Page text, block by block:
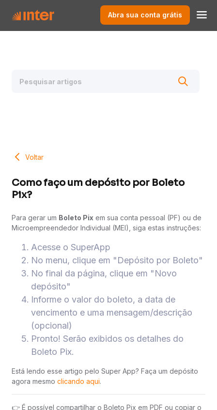
Abra sua conta grátis
Voltar
Como faço um depósito por Boleto
Pix?
Para gerar um Boleto Pix em sua conta pessoal (PF) ou de
Microempreendedor Individual (MEI), siga estas instruções:
Acesse o SuperApp
No menu, clique em "Depósito por Boleto"
No final da página, clique em "Novo
depósito"
Informe o valor do boleto, a data de
vencimento e uma mensagem/descrição
(opcional)
Pronto! Serão exibidos os detalhes do
Boleto Pix.
Está lendo esse artigo pelo Super App? Faça um depósito
agora mesmo clicando aqui.
👉 É possível compartilhar o Boleto Pix em PDF ou copiar o